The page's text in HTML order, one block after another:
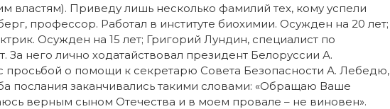
властям). Приведу лишь несколько фамилий тех, кому успели
профессор. Работал в институте биохимии. Осужден на 20 лет;
Осужден на 15 лет; Григорий Лундин, специалист по
За него лично ходатайствовал президент Белоруссии А.
о помощи к секретарю Совета Безопасности А. Лебедю,
послания заканчивались такими словами: «Обращаю Ваше
верным сыном Отечества и в моем провале – не виновен».